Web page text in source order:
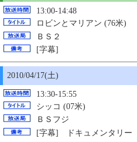
13:00-14:48
ロビンとマリアン (76米)
ＢＳ２
[字幕]
2010/04/17(土)
13:30-15:55
シッコ (07米)
ＢＳフジ
[字幕] ドキュメンタリー